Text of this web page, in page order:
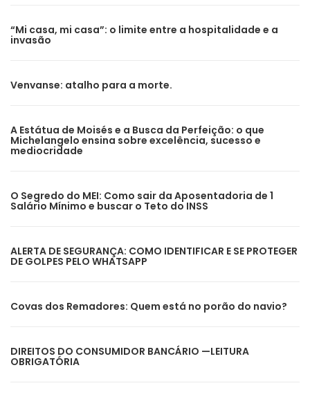
“Mi casa, mi casa”: o limite entre a hospitalidade e a
invasão
Venvanse: atalho para a morte.
A Estátua de Moisés e a Busca da Perfeição: o que
Michelangelo ensina sobre excelência, sucesso e
mediocridade
O Segredo do MEI: Como sair da Aposentadoria de 1
Salário Mínimo e buscar o Teto do INSS
ALERTA DE SEGURANÇA: COMO IDENTIFICAR E SE PROTEGER
DE GOLPES PELO WHATSAPP
Covas dos Remadores: Quem está no porão do navio?
DIREITOS DO CONSUMIDOR BANCÁRIO —LEITURA
OBRIGATÓRIA